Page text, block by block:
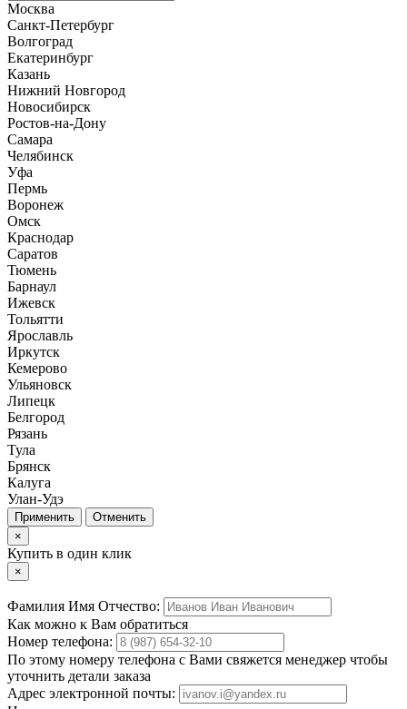
Москва
Санкт-Петербург
Волгоград
Екатеринбург
Казань
Нижний Новгород
Новосибирск
Ростов-на-Дону
Самара
Челябинск
Уфа
Пермь
Воронеж
Омск
Краснодар
Саратов
Тюмень
Барнаул
Ижевск
Тольятти
Ярославль
Иркутск
Кемерово
Ульяновск
Липецк
Белгород
Рязань
Тула
Брянск
Калуга
Улан-Удэ
Отменить
×
Купить в один клик
×
Фамилия Имя Отчество:
Как можно к Вам обратиться
Номер телефона:
По этому номеру телефона с Вами свяжется менеджер чтобы
уточнить детали заказа
Адрес электронной почты: